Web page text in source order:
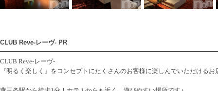
CLUB Reve-レーヴ- PR
CLUB Reve-レーヴ-
『明るく楽しく』をコンセプトにたくさんのお客様に楽しんでいただける